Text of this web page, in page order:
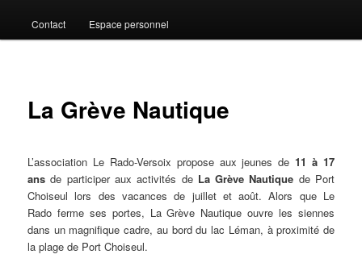
contenu
Contact Espace personnel
La Grève Nautique
L’association Le Rado-Versoix propose aux jeunes de11 à 17
ans de participer aux activités de La Grève Nautique de Port
Choiseul lors des vacances de juillet et août. Alors que Le
Rado ferme ses portes, La Grève Nautique ouvre les siennes
dans un magnifique cadre, au bord du lac Léman, à proximité de
la plage de Port Choiseul.